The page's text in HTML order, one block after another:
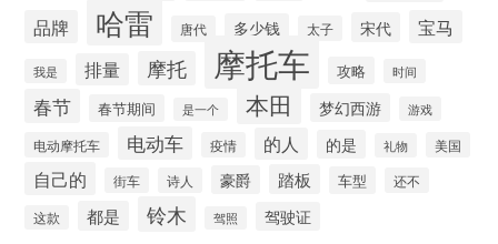
品牌 哈雷 唐代 多少钱 太子 宋代 宝马
我是 排量 摩托 摩托车 攻略 时间
春节 春节期间 是一个 本田 梦幻西游 游戏
电动摩托车 电动车 疫情 的人 的是 礼物 美国
自己的 街车 诗人 豪爵 踏板 车型 还不
这款 都是 铃木 驾照 驾驶证